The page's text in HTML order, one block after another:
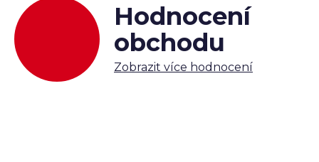
Hodnocení
obchodu
Zobrazit více hodnocení